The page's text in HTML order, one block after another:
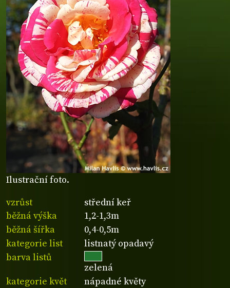
Ilustrační foto.
vzrůst
střední keř
běžná výška
1,2-1,3m
běžná šířka
0,4-0,5m
kategorie list
listnatý opadavý
barva listů
zelená
kategorie květ
nápadné květy